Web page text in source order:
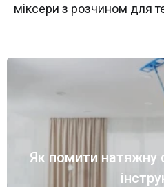
міксери з розчином для
Як помити натяжну